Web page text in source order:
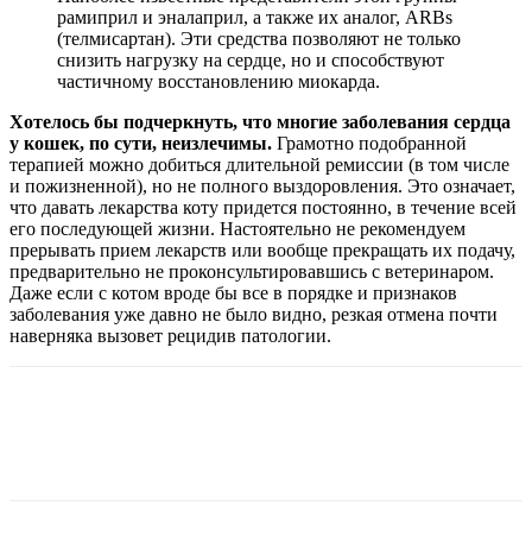
рамиприл и эналаприл, а также их аналог, ARBs
(телмисартан). Эти средства позволяют не только
снизить нагрузку на сердце, но и способствуют
частичному восстановлению миокарда.
Хотелось бы подчеркнуть, что многие заболевания сердца
у кошек, по сути, неизлечимы. Грамотно подобранной
терапией можно добиться длительной ремиссии (в том числе
и пожизненной), но не полного выздоровления. Это означает,
что давать лекарства коту придется постоянно, в течение всей
его последующей жизни. Настоятельно не рекомендуем
прерывать прием лекарств или вообще прекращать их подачу,
предварительно не проконсультировавшись с ветеринаром.
Даже если с котом вроде бы все в порядке и признаков
заболевания уже давно не было видно, резкая отмена почти
наверняка вызовет рецидив патологии.